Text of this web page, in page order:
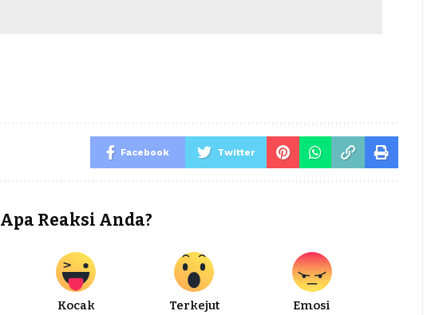
Facebook Twitter
Apa Reaksi Anda?
Kocak Terkejut Emosi